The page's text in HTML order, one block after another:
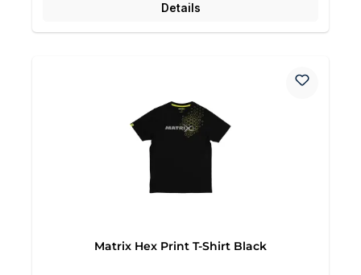
Details
Matrix Hex Print T-Shirt Black